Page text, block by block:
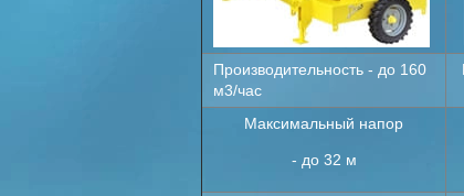
Производительность - до 160
м3/час
Максимальный напор
- до 32 м